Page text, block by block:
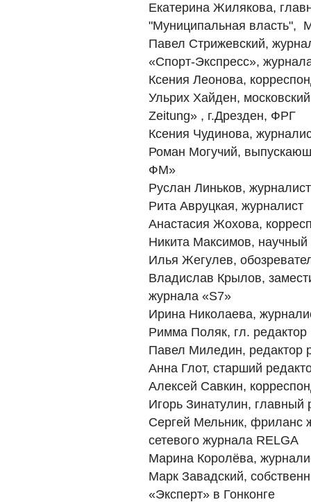
Екатерина Жилякова,
"Муниципальная власть",
Павел Стрижевский,
«Спорт-Экспресс»,
Ксения Леонова,
Ульрих Хайден,
Zeitung» , г.Дрезден, ФРГ
Ксения Чудинова,
Роман Могучий,
ФМ»
Руслан Линьков, журналист
Рита Авруцкая, журналист
Анастасия Жохова,
Никита Максимов, научный
Илья Жегулев,
Владислав Крылов,
журнала «S7»
Ирина Николаева,
Римма Поляк, гл. редактор
Павел Миледин, редактор
Анна Глот, старший
Алексей Савкин,
Игорь Зинатулин, главный
Сергей Мельник, фриланс
сетевого журнала RELGA
Марина Королёва,
Марк Завадский,
«Эксперт» в Гонконге